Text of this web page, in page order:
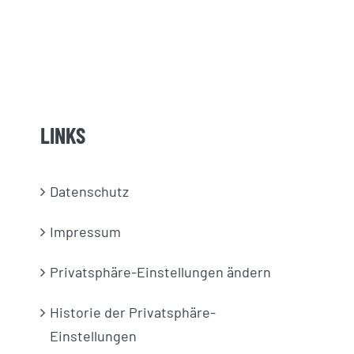
LINKS
Datenschutz
Impressum
Privatsphäre-Einstellungen ändern
Historie der Privatsphäre-
Einstellungen